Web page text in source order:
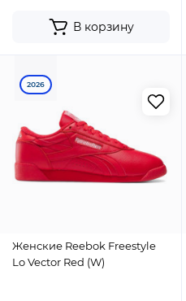
В корзину
2026
Женские Reebok Freestyle
Lo Vector Red (W)